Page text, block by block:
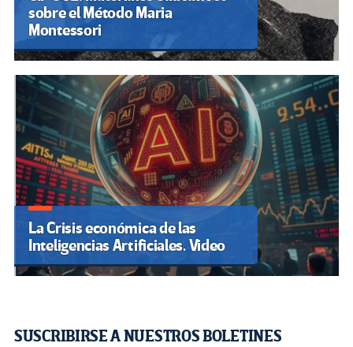
sobre el Método Maria
Montessori
La Crisis económica de las
Inteligencias Artificiales. Video
SUSCRIBIRSE A NUESTROS BOLETINES